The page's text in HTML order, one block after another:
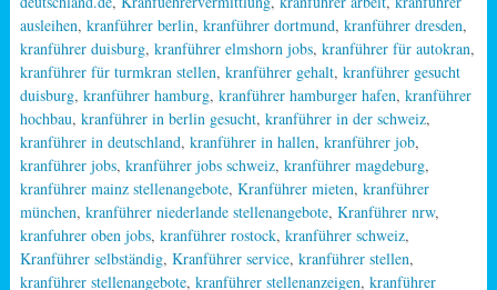
ausleihen, kranführer berlin, kranführer dortmund, kranführer dresden,
kranführer duisburg, kranführer elmshorn jobs, kranführer für autokran,
kranführer für turmkran stellen, kranführer gehalt, kranführer gesucht
duisburg, kranführer hamburg, kranführer hamburger hafen, kranführer
hochbau, kranführer in berlin gesucht, kranführer in der schweiz,
kranführer in deutschland, kranführer in hallen, kranführer job,
kranführer jobs, kranführer jobs schweiz, kranführer magdeburg,
kranführer mainz stellenangebote, Kranführer mieten, kranführer
münchen, kranführer niederlande stellenangebote, Kranführer nrw,
kranfuhrer oben jobs, kranführer rostock, kranführer schweiz,
Kranführer selbständig, Kranführer service, kranführer stellen,
kranführer stellenangebote, kranführer stellenanzeigen, kranführer